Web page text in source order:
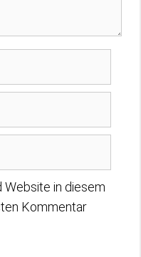
Website in diesem
Kommentar